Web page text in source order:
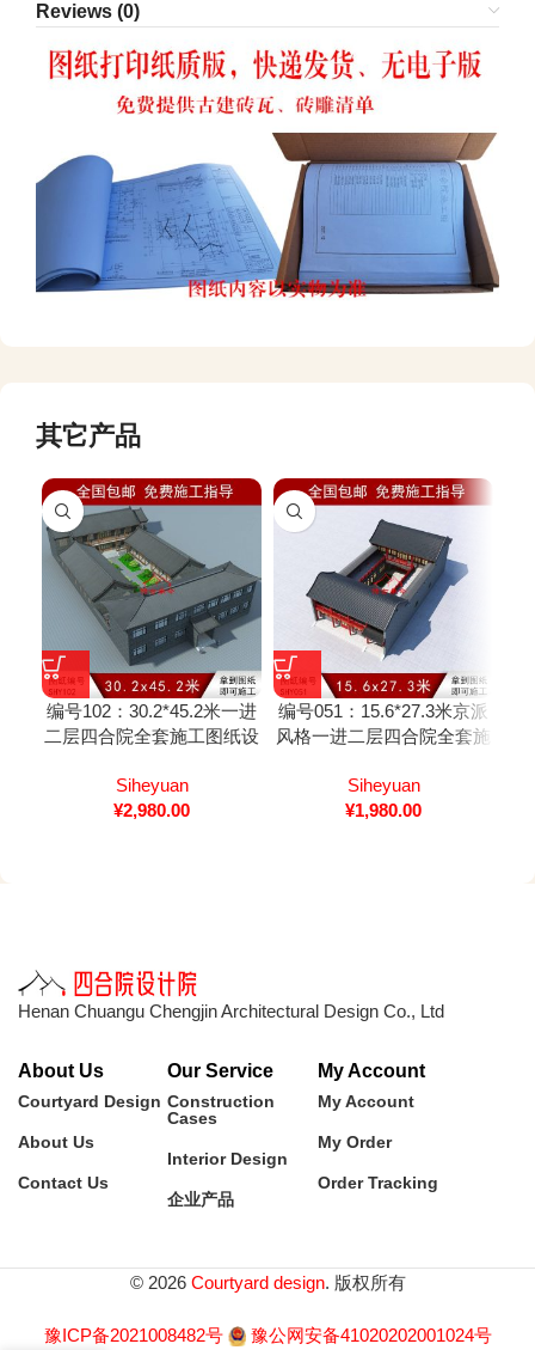
Reviews (0)
其它产品
编号102：30.2*45.2米一进
二层四合院全套施工图纸设
料及技术支持
Siheyuan
¥2,980.00
编号051：15.6*27.3米京派
风格一进二层四合院全套施
Siheyuan
¥1,980.00
Henan Chuangu Chengjin Architectural Design Co., Ltd
About Us
Courtyard Design
About Us
Contact Us
Our Service
Construction
Cases
Interior Design
企业产品
My Account
My Account
My Order
Order Tracking
© 2026 Courtyard design. 版权所有
豫ICP备2021008482号 豫公网安备41020202001024号